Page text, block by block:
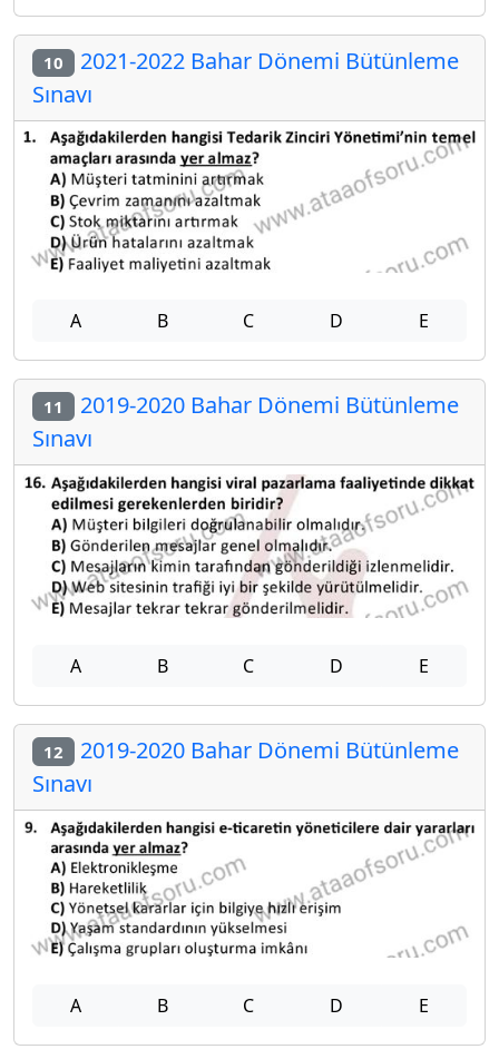
10 2021-2022 Bahar Dönemi Bütünleme
Sınavı
A B C D E
11 2019-2020 Bahar Dönemi Bütünleme
Sınavı
A B C D E
12 2019-2020 Bahar Dönemi Bütünleme
Sınavı
A B C D E